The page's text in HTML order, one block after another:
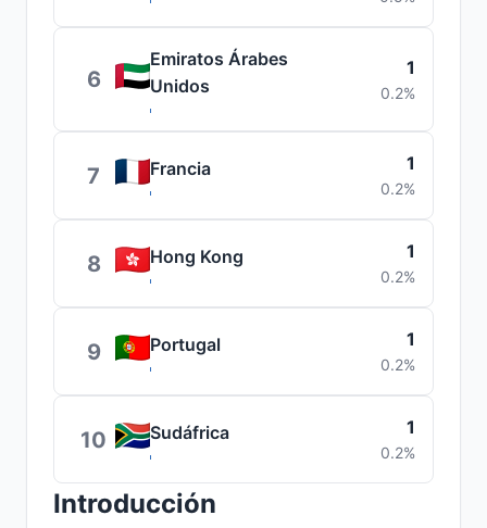
6
Emiratos Árabes
Unidos
1
0.2%
7 Francia 1
0.2%
8 Hong Kong 1
0.2%
9 Portugal 1
0.2%
10 Sudáfrica 1
0.2%
Introducción